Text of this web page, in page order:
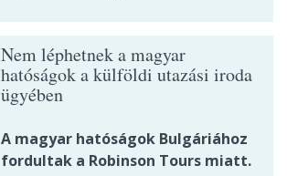
Nem léphetnek a magyar
hatóságok a külföldi utazási iroda
ügyében
A magyar hatóságok Bulgáriához
fordultak a Robinson Tours miatt.